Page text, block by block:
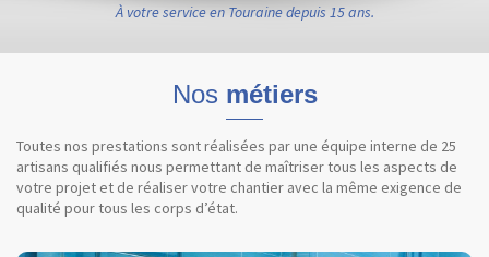
À votre service en Touraine depuis 15 ans.
Nos métiers
Toutes nos prestations sont réalisées par une équipe interne de 25
artisans qualifiés nous permettant de maîtriser tous les aspects de
votre projet et de réaliser votre chantier avec la même exigence de
qualité pour tous les corps d’état.